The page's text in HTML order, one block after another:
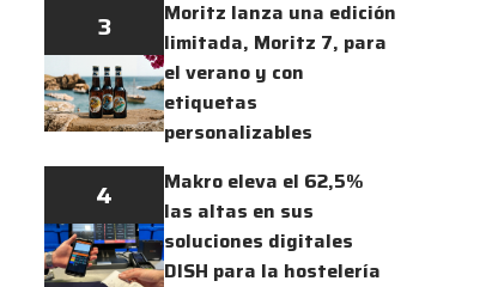
3
Moritz lanza una edición
limitada, Moritz 7, para
el verano y con
etiquetas
personalizables
4
Makro eleva el 62,5%
las altas en sus
soluciones digitales
DISH para la hostelería